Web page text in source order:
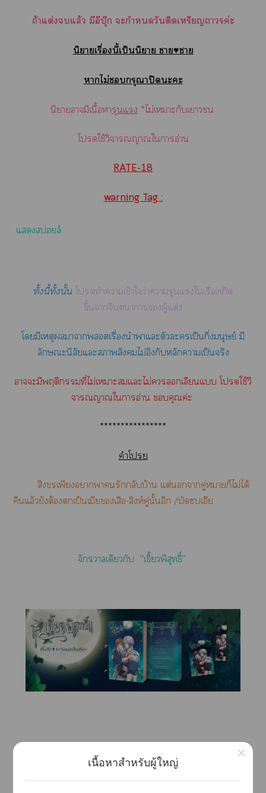
ถ้าแต่งแล้ว มีอีบุ๊ก ะกำหนดวันติดเหรียญาค่ะ
นิยายเรื่องนี้เป็นนิยาย า♥า
าไม่กรุณาปิดะะ
นิยายามีเนื้อารุนแรง*ไม่เาะกับเา
โใช้วิจารณญาณใาอ่าน
RATE-18
warning Tag :
แสล์
ทั้งนี้ทั้งนั้น โทำาเข้าใว่าารุนแรงใเรื่องเกิด
ขึ้นาจินตนาการผู้แต่ง
โมีเหตุาาตเรื่องนำาแะตัวะเป็นกึ่งมนุษย์ มี
ลักษณะนิสัยแะาสังคมไม่อิงกับหลักาเป็นจริง
าะมีพฤติกรรมที่ไม่เาะแะไม่เลียนแ โใช้วิ
จารณญาณใาอ่าน คุณค่ะ
****************
คำโ
สิงขรเพียงาารักกลับบ้าน แต่าคู่าก็ไม่ได้
คืนแล้วยังต้องเป็นเมียเสือ-สิงห์คู่นั้นอีก /บัดซบเอ๊ย
จักรวาลเดียวกับ "เขี้ยวพิสุทธิ์"
เนื้อหาสำหรับผู้ใหญ่
×